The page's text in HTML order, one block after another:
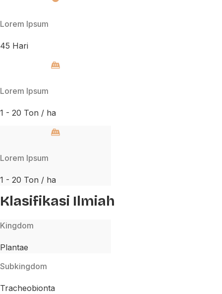
Lorem Ipsum
45 Hari
Lorem Ipsum
1 - 20 Ton / ha
Lorem Ipsum
1 - 20 Ton / ha
Klasifikasi Ilmiah
Kingdom
Plantae
Subkingdom
Tracheobionta